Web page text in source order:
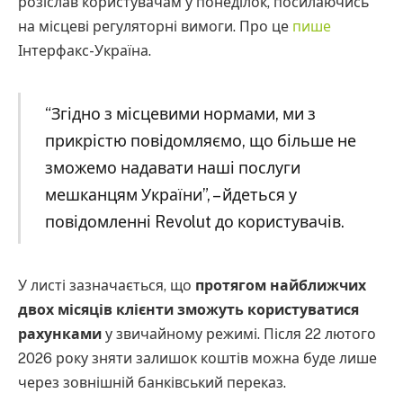
на місцеві регуляторні вимоги. Про це пише
Інтерфакс-Україна.
“Згідно з місцевими нормами, ми з
прикрістю повідомляємо, що більше не
зможемо надавати наші послуги
мешканцям України”, – йдеться у
повідомленні Revolut до користувачів.
У листі зазначається, що протягом найближчих
двох місяців клієнти зможуть користуватися
рахунками у звичайному режимі. Після 22 лютого
2026 року зняти залишок коштів можна буде лише
через зовнішній банківський переказ.